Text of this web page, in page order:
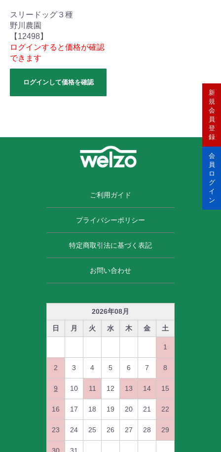
スリードッグ３種
野川農園
【12498】
ログインすると価格が確認
できます
ログインして価格を確認
ご利用ガイド
プライバシーポリシー
特定商取引法に基づく表記
お問い合わせ
2026年08月
日 月 火 水 木 金 土
1
2 3 4 5 6 7 8
9 10 11 12 13 14 15
16 17 18 19 20 21 22
23 24 25 26 27 28 29
30 31
新
規
会
員
登
録
会
員
ロ
グ
イ
ン